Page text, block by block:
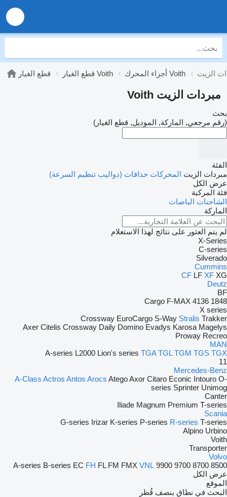
قطع الغيار قطع الغيار Voith أجزاء المحرك Voith
مبردات الزيت Voith
بحث
(رقم مرجعي, الماركة, الموديل, قطع الغيار)
الفئة
مبردات الزيت المحركات حذافات (دواليب تنظيم السرعة)
عرض الكل
فئة المركبة
الشاحنات الباصات
الماركة
لم يتم العثور على نتائج لهذا الاستعلام
X-Series
C-series
Silverado
Cummins
CF LF XF XG
Deutz
BF
1848
4136
Cargo F-MAX
X series
Crossway EuroCargo S-Way Stralis Trakker
Axer Citelis Crossway Daily Domino Evadys Karosa Magelys
Proway Recreo
MAN
A-series L2000 Lion's series TGA TGL TGM TGS TGX
11
Mercedes-Benz
A-Class Actros Antos Arocs AtegoAxor Citaro Econic Intouro O-
series Sprinter Unimog
Canter
Iliade Magnum Premium T-series
Scania
G-series Irizar K-series P-series R-series T-series
Alpino Urbino
Voith
Transporter
Volvo
8500
8700
9700
9900
A-series B-series EC FH FL FM FMX VNL
عرض الكل
الموقع
البحث في نطاق بنصف قُطر